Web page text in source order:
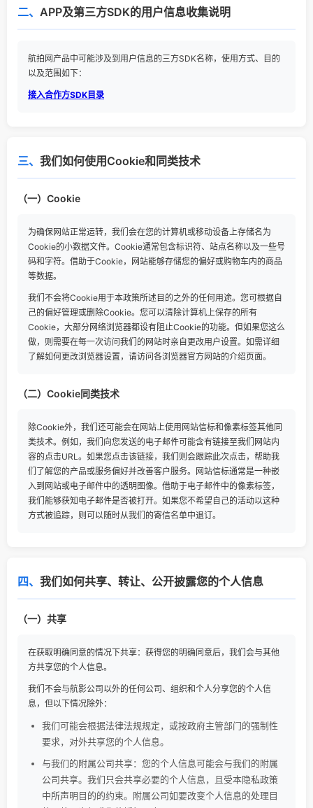
二、 APP及第三方SDK的用户信息收集说明
航拍网产品中可能涉及到用户信息的三方SDK名称，使用方式、目的
以及范围如下：
接入合作方SDK目录
三、 我们如何使用Cookie和同类技术
（一）Cookie
为确保网站正常运转，我们会在您的计算机或移动设备上存储名为
Cookie的小数据文件。Cookie通常包含标识符、站点名称以及一些号
码和字符。借助于Cookie，网站能够存储您的偏好或购物车内的商品
等数据。
我们不会将Cookie用于本政策所述目的之外的任何用途。您可根据自
己的偏好管理或删除Cookie。您可以清除计算机上保存的所有
Cookie，大部分网络浏览器都设有阻止Cookie的功能。但如果您这么
做，则需要在每一次访问我们的网站时亲自更改用户设置。如需详细
了解如何更改浏览器设置，请访问各浏览器官方网站的介绍页面。
（二）Cookie同类技术
除Cookie外，我们还可能会在网站上使用网站信标和像素标签其他同
类技术。例如，我们向您发送的电子邮件可能含有链接至我们网站内
容的点击URL。如果您点击该链接，我们则会跟踪此次点击，帮助我
们了解您的产品或服务偏好并改善客户服务。网站信标通常是一种嵌
入到网站或电子邮件中的透明图像。借助于电子邮件中的像素标签，
我们能够获知电子邮件是否被打开。如果您不希望自己的活动以这种
方式被追踪，则可以随时从我们的寄信名单中退订。
四、 我们如何共享、转让、公开披露您的个人信息
（一）共享
在获取明确同意的情况下共享：获得您的明确同意后，我们会与其他
方共享您的个人信息。
我们不会与航影公司以外的任何公司、组织和个人分享您的个人信
息，但以下情况除外：
我们可能会根据法律法规规定，或按政府主管部门的强制性
要求，对外共享您的个人信息。
与我们的附属公司共享：您的个人信息可能会与我们的附属
公司共享。我们只会共享必要的个人信息，且受本隐私政策
中所声明目的的约束。附属公司如要改变个人信息的处理目